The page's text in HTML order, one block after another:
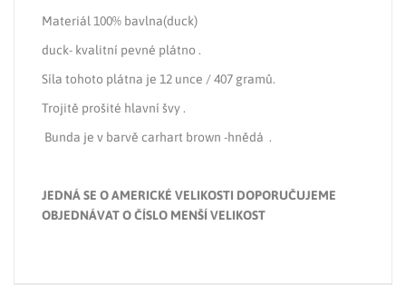
Materiál 100% bavlna(duck)
duck- kvalitní pevné plátno .
Síla tohoto plátna je 12 unce / 407 gramů.
Trojitě prošité hlavní švy .
Bunda je v barvě carhart brown -hnědá .
JEDNÁ SE O AMERICKÉ VELIKOSTI DOPORUČUJEME
OBJEDNÁVAT O ČÍSLO MENŠÍ VELIKOST